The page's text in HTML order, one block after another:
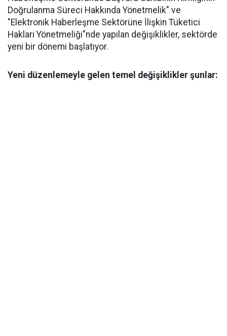
Doğrulanma Süreci Hakkında Yönetmelik" ve
"Elektronik Haberleşme Sektörüne İlişkin Tüketici
Hakları Yönetmeliği"nde yapılan değişiklikler, sektörde
yeni bir dönemi başlatıyor.
Yeni düzenlemeyle gelen temel değişiklikler şunlar: